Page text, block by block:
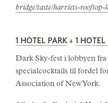
bridge/taste/harriets-rooftop-
1 HOTEL PARK+ 1 HOTEL
Dark Sky-fest i lobbyen
specialcocktails til fordel
Association of New York.